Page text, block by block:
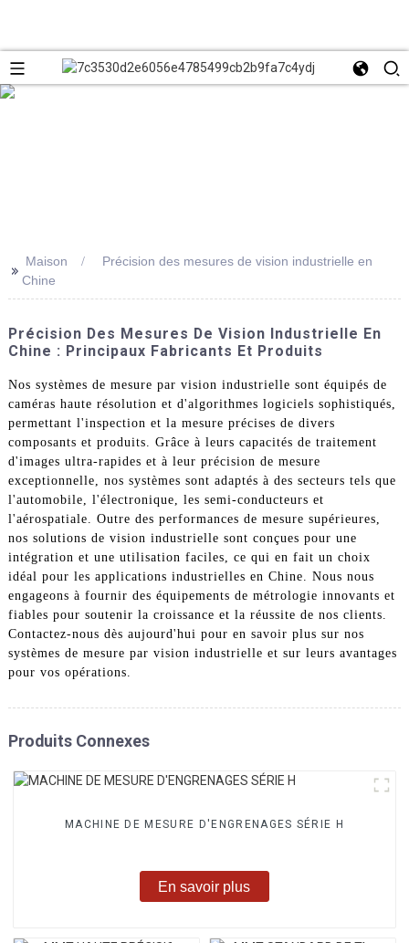
>> Maison
Précision des mesures de vision industrielle en
Chine
Précision Des Mesures De Vision Industrielle En
Chine : Principaux Fabricants Et Produits
Nos systèmes de mesure par vision industrielle sont équipés de
caméras haute résolution et d'algorithmes logiciels sophistiqués,
permettant l'inspection et la mesure précises de divers
composants et produits. Grâce à leurs capacités de traitement
d'images ultra-rapides et à leur précision de mesure
exceptionnelle, nos systèmes sont adaptés à des secteurs tels que
l'automobile, l'électronique, les semi-conducteurs et
l'aérospatiale. Outre des performances de mesure supérieures,
nos solutions de vision industrielle sont conçues pour une
intégration et une utilisation faciles, ce qui en fait un choix
idéal pour les applications industrielles en Chine. Nous nous
engageons à fournir des équipements de métrologie innovants et
fiables pour soutenir la croissance et la réussite de nos clients.
Contactez-nous dès aujourd'hui pour en savoir plus sur nos
systèmes de mesure par vision industrielle et sur leurs avantages
pour vos opérations.
Produits Connexes
MACHINE DE MESURE D'ENGRENAGES SÉRIE H
En savoir plus